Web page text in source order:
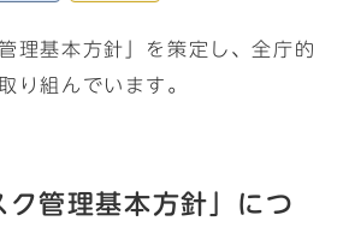
理基本方針」を策定し、全庁的
り組んでいます。
ク管理基本方針」につ